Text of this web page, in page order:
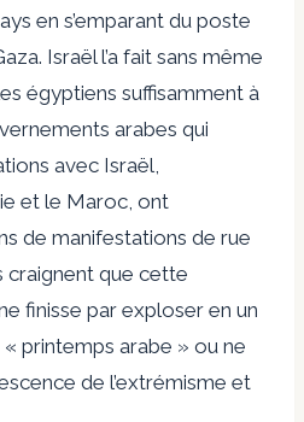
en s’emparant du poste
Israël l’a fait sans même
égyptiens suffisamment à
arabes qui
avec Israël,
et le Maroc, ont
de manifestations de rue
craignent que cette
finisse par exploser en un
printemps arabe » ou ne
de l’extrémisme et